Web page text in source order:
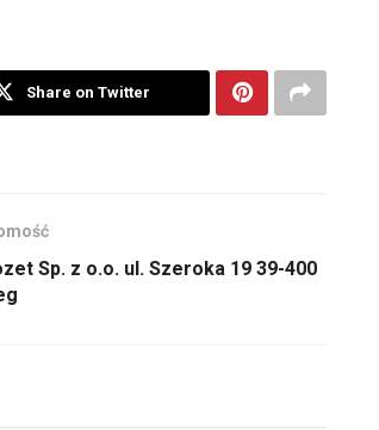
Share on Twitter
Sp. z o.o. ul. Szeroka 19 39-400